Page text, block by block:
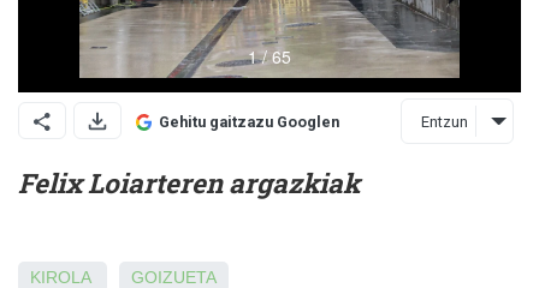
Gehitu gaitzazu Googlen Entzun
Felix Loiarteren argazkiak
KIROLA GOIZUETA